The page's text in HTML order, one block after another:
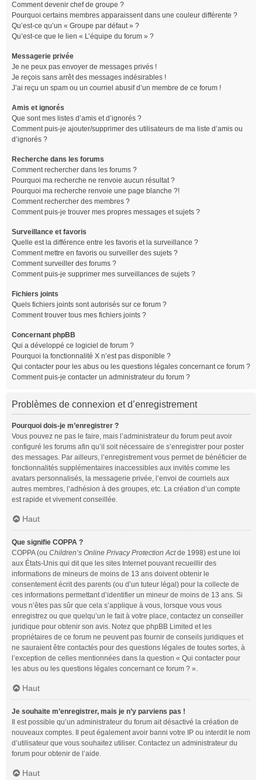
Comment devenir chef de groupe ?
Pourquoi certains membres apparaissent dans une couleur différente ?
Qu’est-ce qu’un « Groupe par défaut » ?
Qu’est-ce que le lien « L’équipe du forum » ?
Messagerie privée
Je ne peux pas envoyer de messages privés !
Je reçois sans arrêt des messages indésirables !
J’ai reçu un spam ou un courriel abusif d’un membre de ce forum !
Amis et ignorés
Que sont mes listes d’amis et d’ignorés ?
Comment puis-je ajouter/supprimer des utilisateurs de ma liste d’amis ou
d’ignorés ?
Recherche dans les forums
Comment rechercher dans les forums ?
Pourquoi ma recherche ne renvoie aucun résultat ?
Pourquoi ma recherche renvoie une page blanche ?!
Comment rechercher des membres ?
Comment puis-je trouver mes propres messages et sujets ?
Surveillance et favoris
Quelle est la différence entre les favoris et la surveillance ?
Comment mettre en favoris ou surveiller des sujets ?
Comment surveiller des forums ?
Comment puis-je supprimer mes surveillances de sujets ?
Fichiers joints
Quels fichiers joints sont autorisés sur ce forum ?
Comment trouver tous mes fichiers joints ?
Concernant phpBB
Qui a développé ce logiciel de forum ?
Pourquoi la fonctionnalité X n’est pas disponible ?
Qui contacter pour les abus ou les questions légales concernant ce forum ?
Comment puis-je contacter un administrateur du forum ?
Problèmes de connexion et d’enregistrement
Pourquoi dois-je m’enregistrer ?
Vous pouvez ne pas le faire, mais l’administrateur du forum peut avoir
configuré les forums afin qu’il soit nécessaire de s’enregistrer pour poster
des messages. Par ailleurs, l’enregistrement vous permet de bénéficier de
fonctionnalités supplémentaires inaccessibles aux invités comme les
avatars personnalisés, la messagerie privée, l’envoi de courriels aux
autres membres, l’adhésion à des groupes, etc. La création d’un compte
est rapide et vivement conseillée.
Haut
Que signifie COPPA ?
COPPA (ou Children’s Online Privacy Protection Actde 1998) est une loi
aux États-Unis qui dit que les sites Internet pouvant recueillir des
informations de mineurs de moins de 13 ans doivent obtenir le
consentement écrit des parents (ou d’un tuteur légal) pour la collecte de
ces informations permettant d’identifier un mineur de moins de 13 ans. Si
vous n’êtes pas sûr que cela s’applique à vous, lorsque vous vous
enregistrez ou que quelqu’un le fait à votre place, contactez un conseiller
juridique pour obtenir son avis. Notez que phpBB Limited et les
propriétaires de ce forum ne peuvent pas fournir de conseils juridiques et
ne sauraient être contactés pour des questions légales de toutes sortes, à
l’exception de celles mentionnées dans la question « Qui contacter pour
les abus ou les questions légales concernant ce forum ? ».
Haut
Je souhaite m’enregistrer, mais je n’y parviens pas !
Il est possible qu’un administrateur du forum ait désactivé la création de
nouveaux comptes. Il peut également avoir banni votre IP ou interdit le nom
d’utilisateur que vous souhaitez utiliser. Contactez un administrateur du
forum pour obtenir de l’aide.
Haut